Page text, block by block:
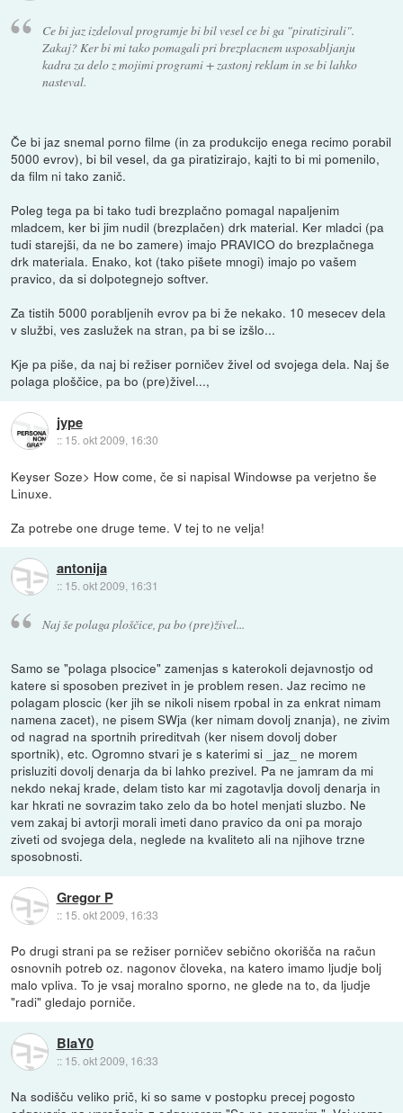
Ce bi jaz izdeloval programje bi bil vesel ce bi ga "piratizirali".
Zakaj? Ker bi mi tako pomagali pri brezplacnem usposabljanju
kadra za delo z mojimi programi + zastonj reklam in se bi lahko
nasteval.
Če bi jaz snemal porno filme (in za produkcijo enega recimo porabil
5000 evrov), bi bil vesel, da ga piratizirajo, kajti to bi mi pomenilo,
da film ni tako zanič.
Poleg tega pa bi tako tudi brezplačno pomagal napaljenim
mladcem, ker bi jim nudil (brezplačen) drk material. Ker mladci (pa
tudi starejši, da ne bo zamere) imajo PRAVICO do brezplačnega
drk materiala. Enako, kot (tako pišete mnogi) imajo po vašem
pravico, da si dolpotegnejo softver.
Za tistih 5000 porabljenih evrov pa bi že nekako. 10 mesecev dela
v službi, ves zaslužek na stran, pa bi se izšlo...
Kje pa piše, da naj bi režiser porničev živel od svojega dela. Naj še
polaga ploščice, pa bo (pre)živel...,
jype
:: 15. okt 2009, 16:30
Keyser Soze> How come, če si napisal Windowse pa verjetno še
Linuxe.
Za potrebe one druge teme. V tej to ne velja!
antonija
:: 15. okt 2009, 16:31
Naj še polaga ploščice, pa bo (pre)živel...
Samo se "polaga plsocice" zamenjas s katerokoli dejavnostjo od
katere si sposoben prezivet in je problem resen. Jaz recimo ne
polagam ploscic (ker jih se nikoli nisem rpobal in za enkrat nimam
namena zacet), ne pisem SWja (ker nimam dovolj znanja), ne zivim
od nagrad na sportnih prireditvah (ker nisem dovolj dober
sportnik), etc. Ogromno stvari je s katerimi si _jaz_ ne morem
prisluziti dovolj denarja da bi lahko prezivel. Pa ne jamram da mi
nekdo nekaj krade, delam tisto kar mi zagotavlja dovolj denarja in
kar hkrati ne sovrazim tako zelo da bo hotel menjati sluzbo. Ne
vem zakaj bi avtorji morali imeti dano pravico da oni pa morajo
ziveti od svojega dela, neglede na kvaliteto ali na njihove trzne
sposobnosti.
Gregor P
:: 15. okt 2009, 16:33
Po drugi strani pa se režiser porničev sebično okorišča na račun
osnovnih potreb oz. nagonov človeka, na katero imamo ljudje bolj
malo vpliva. To je vsaj moralno sporno, ne glede na to, da ljudje
"radi" gledajo porniče.
BlaY0
:: 15. okt 2009, 16:33
Na sodišču veliko prič, ki so same v postopku precej pogosto